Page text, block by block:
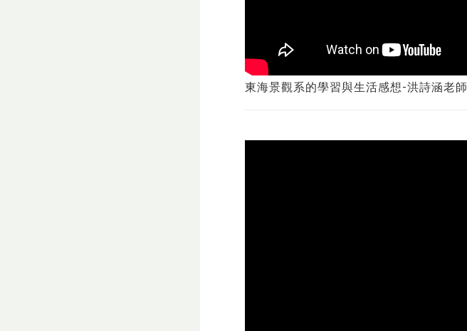
東海景觀系的學習與生活感想-洪詩涵老師